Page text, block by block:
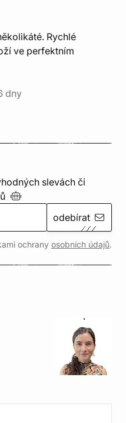
Rychlé
ve perfektním
dny
slevách či
odebírat
ochrany osobních údajů.